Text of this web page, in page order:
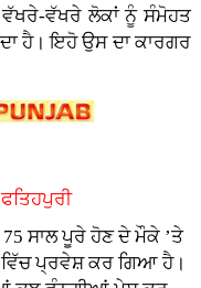
ਵੱਖਰੇ-ਵੱਖਰੇ ਲੋਕਾਂ ਨੂੰ ਸੰਮੋਹਤ
ਹੈ। ਇਹੋ ਉਸ ਦਾ ਕਾਰਗਰ
ਸਾਲ ਪੂਰੇ ਹੋਣ ਦੇ ਮੌਕੇ ’ਤੇ
ਵਿੱਚ ਪ੍ਰਵੇਸ਼ ਕਰ ਗਿਆ ਹੈ।